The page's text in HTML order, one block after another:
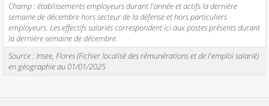
Champ : établissements employeurs durant l'année et actifs la dernière
semaine de décembre hors secteur de la défense et hors particuliers
employeurs. Les effectifs salariés correspondent ici aux postes présents durant
la dernière semaine de décembre.
Source : Insee, Flores (Fichier localisé des rémunérations et de l'emploi salarié)
en géographie au 01/01/2025